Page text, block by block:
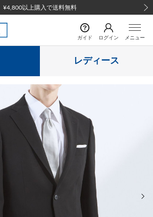
¥4,800以上購入で送料無料
ガイド ログイン メニュー
レディース